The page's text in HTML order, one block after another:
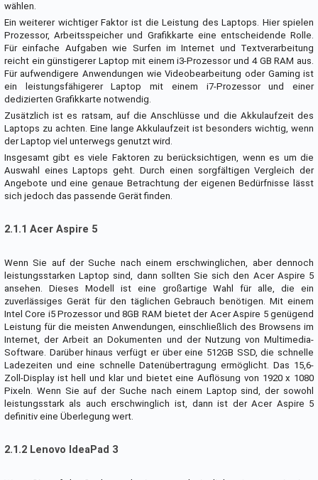
wählen.
Ein weiterer wichtiger Faktor ist die Leistung des Laptops. Hier spielen
Prozessor, Arbeitsspeicher und Grafikkarte eine entscheidende Rolle.
Für einfache Aufgaben wie Surfen im Internet und Textverarbeitung
reicht ein günstigerer Laptop mit einem i3-Prozessor und 4 GB RAM aus.
Für aufwendigere Anwendungen wie Videobearbeitung oder Gaming ist
ein leistungsfähigerer Laptop mit einem i7-Prozessor und einer
dedizierten Grafikkarte notwendig.
Zusätzlich ist es ratsam, auf die Anschlüsse und die Akkulaufzeit des
Laptops zu achten. Eine lange Akkulaufzeit ist besonders wichtig, wenn
der Laptop viel unterwegs genutzt wird.
Insgesamt gibt es viele Faktoren zu berücksichtigen, wenn es um die
Auswahl eines Laptops geht. Durch einen sorgfältigen Vergleich der
Angebote und eine genaue Betrachtung der eigenen Bedürfnisse lässt
sich jedoch das passende Gerät finden.
2.1.1 Acer Aspire 5
Wenn Sie auf der Suche nach einem erschwinglichen, aber dennoch
leistungsstarken Laptop sind, dann sollten Sie sich den Acer Aspire 5
ansehen. Dieses Modell ist eine großartige Wahl für alle, die ein
zuverlässiges Gerät für den täglichen Gebrauch benötigen. Mit einem
Intel Core i5 Prozessor und 8GB RAM bietet der Acer Aspire 5 genügend
Leistung für die meisten Anwendungen, einschließlich des Browsens im
Internet, der Arbeit an Dokumenten und der Nutzung von Multimedia-
Software. Darüber hinaus verfügt er über eine 512GB SSD, die schnelle
Ladezeiten und eine schnelle Datenübertragung ermöglicht. Das 15,6-
Zoll-Display ist hell und klar und bietet eine Auflösung von 1920 x 1080
Pixeln. Wenn Sie auf der Suche nach einem Laptop sind, der sowohl
leistungsstark als auch erschwinglich ist, dann ist der Acer Aspire 5
definitiv eine Überlegung wert.
2.1.2 Lenovo IdeaPad 3